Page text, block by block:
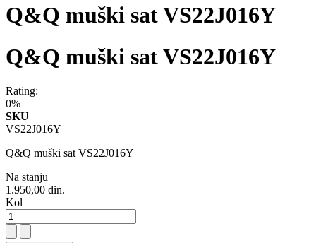
Q&Q muški sat VS22J016Y
Q&Q muški sat VS22J016Y
Rating:
0%
SKU
VS22J016Y
Q&Q muški sat VS22J016Y
Na stanju
1.950,00 din.
Kol